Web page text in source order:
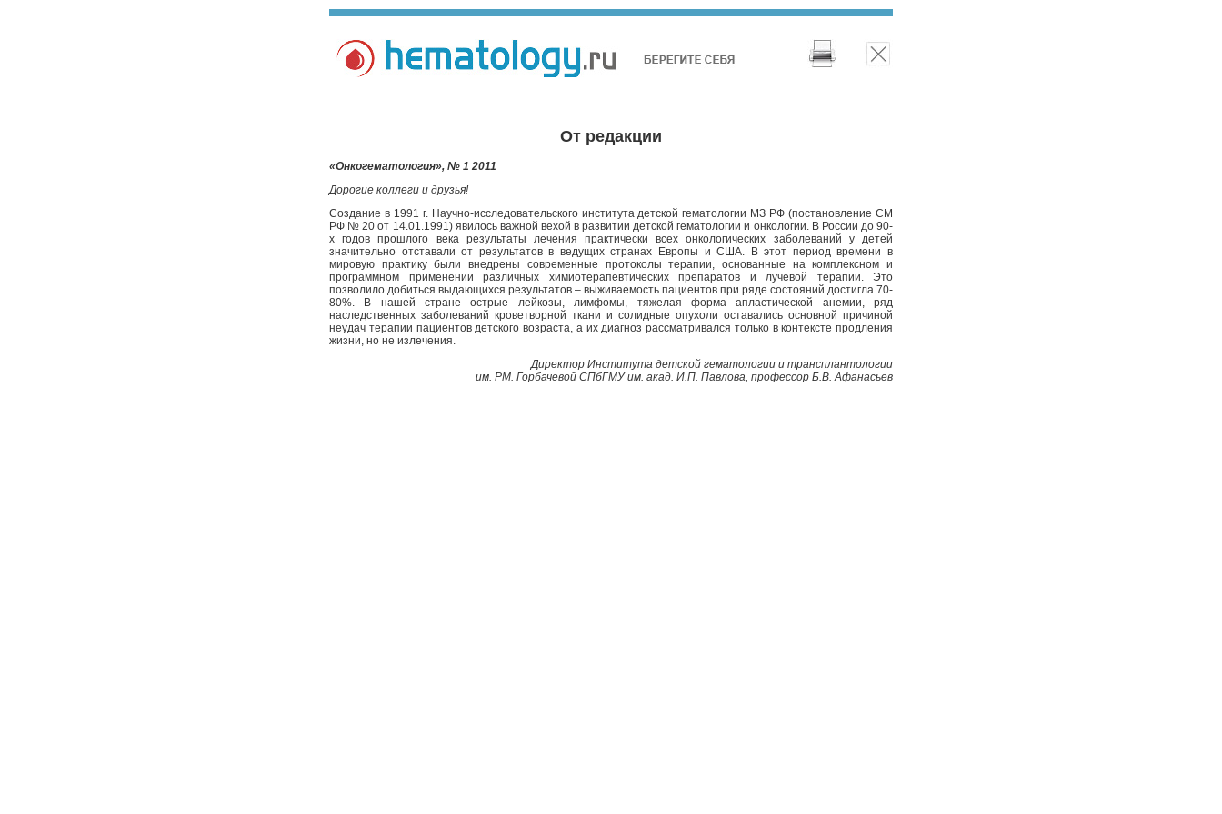
От редакции
«Онкогематология», № 1 2011
Дорогие коллеги и друзья!
Создание в 1991 г. Научно-исследовательского института детской гематологии МЗ РФ (постановление СМ
РФ № 20 от 14.01.1991) явилось важной вехой в развитии детской гематологии и онкологии. В России до 90-
х годов прошлого века результаты лечения практически всех онкологических заболеваний у детей
значительно отставали от результатов в ведущих странах Европы и США. В этот период времени в
мировую практику были внедрены современные протоколы терапии, основанные на комплексном и
программном применении различных химиотерапевтических препаратов и лучевой терапии. Это
позволило добиться выдающихся результатов – выживаемость пациентов при ряде состояний достигла 70-
80%. В нашей стране острые лейкозы, лимфомы, тяжелая форма апластической анемии, ряд
наследственных заболеваний кроветворной ткани и солидные опухоли оставались основной причиной
неудач терапии пациентов детского возраста, а их диагноз рассматривался только в контексте продления
жизни, но не излечения.
Директор Института детской гематологии и трансплантологии
им. РМ. Горбачевой СПбГМУ им. акад. И.П. Павлова, профессор Б.В. Афанасьев